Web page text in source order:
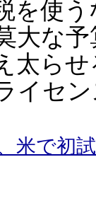
を使
大な
太ら
イセ
米で